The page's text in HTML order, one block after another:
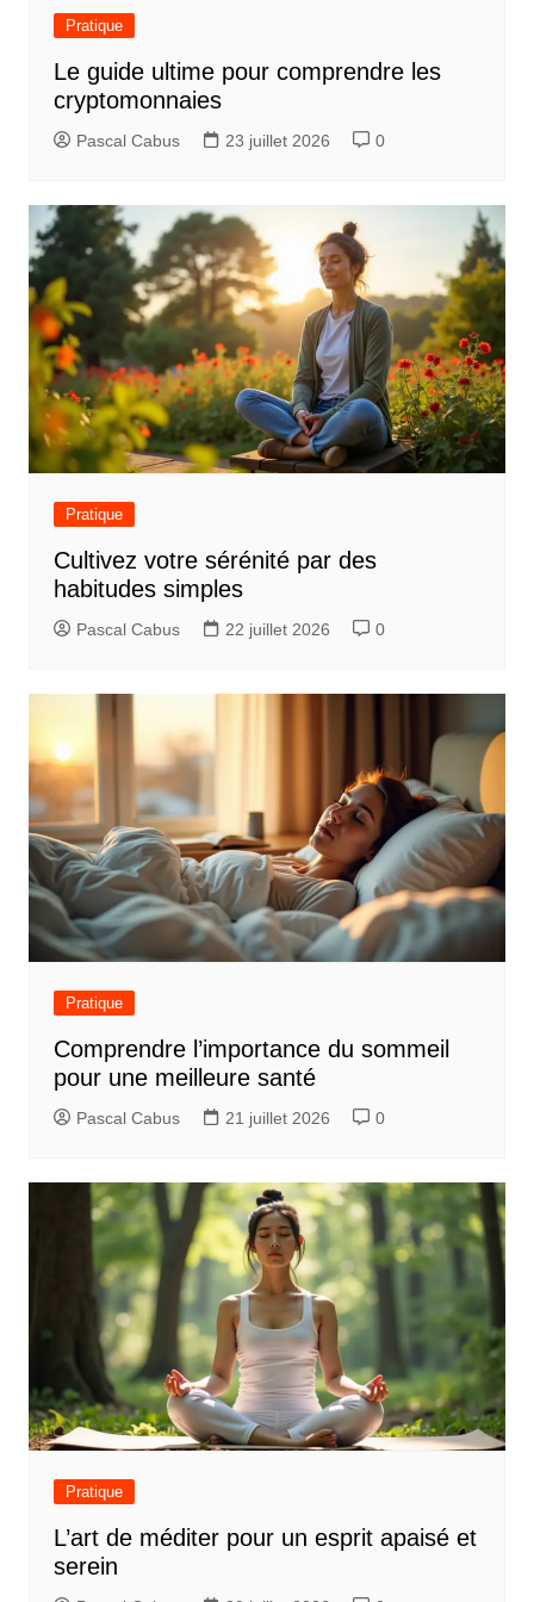
r
t
i
c
l
e
Pratique
Le guide ultime pour comprendre les
cryptomonnaies
Pascal Cabus 23 juillet 2026 0
Pratique
Cultivez votre sérénité par des
habitudes simples
Pascal Cabus 22 juillet 2026 0
Pratique
Comprendre l’importance du sommeil
pour une meilleure santé
Pascal Cabus 21 juillet 2026 0
Pratique
L’art de méditer pour un esprit apaisé et
serein